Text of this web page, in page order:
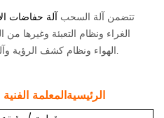
تتضمن آلة السحبآلة حفاضات
الغراء ونظام التعبئة وغيرها
الهواء ونظام كشف الرؤية وآلة الكشف عن المعادن وما إلى ذلك.
الرئيسيةالمعلمة الفنية